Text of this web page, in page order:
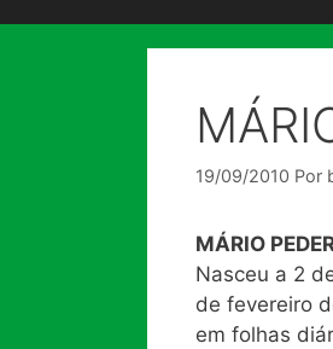
19/09/2010 Por
MÁRIO
Nasceu a 2
de fevereiro
em folhas